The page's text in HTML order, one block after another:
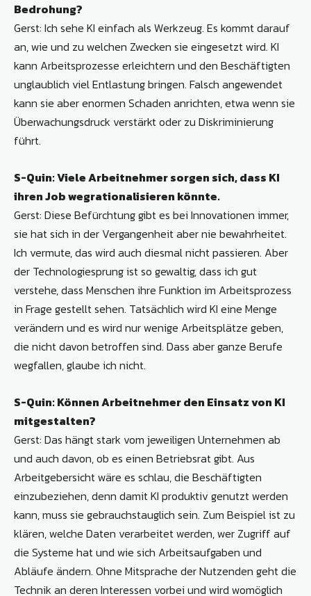
Bedrohung?
Gerst: Ich sehe KI einfach als Werkzeug. Es kommt darauf
an, wie und zu welchen Zwecken sie eingesetzt wird. KI
kann Arbeitsprozesse erleichtern und den Beschäftigten
unglaublich viel Entlastung bringen. Falsch angewendet
kann sie aber enormen Schaden anrichten, etwa wenn sie
Überwachungsdruck verstärkt oder zu Diskriminierung
führt.
S-Quin: Viele Arbeitnehmer sorgen sich, dass KI
ihren Job wegrationalisieren könnte.
Gerst: Diese Befürchtung gibt es bei Innovationen immer,
sie hat sich in der Vergangenheit aber nie bewahrheitet.
Ich vermute, das wird auch diesmal nicht passieren. Aber
der Technologiesprung ist so gewaltig, dass ich gut
verstehe, dass Menschen ihre Funktion im Arbeitsprozess
in Frage gestellt sehen. Tatsächlich wird KI eine Menge
verändern und es wird nur wenige Arbeitsplätze geben,
die nicht davon betroffen sind. Dass aber ganze Berufe
wegfallen, glaube ich nicht.
S-Quin: Können Arbeitnehmer den Einsatz von KI
mitgestalten?
Gerst: Das hängt stark vom jeweiligen Unternehmen ab
und auch davon, ob es einen Betriebsrat gibt. Aus
Arbeitgebersicht wäre es schlau, die Beschäftigten
einzubeziehen, denn damit KI produktiv genutzt werden
kann, muss sie gebrauchstauglich sein. Zum Beispiel ist zu
klären, welche Daten verarbeitet werden, wer Zugriff auf
die Systeme hat und wie sich Arbeitsaufgaben und
Abläufe ändern. Ohne Mitsprache der Nutzenden geht die
Technik an deren Interessen vorbei und wird womöglich